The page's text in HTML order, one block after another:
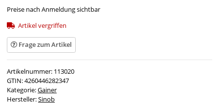
Preise nach Anmeldung sichtbar
Artikel vergriffen
Frage zum Artikel
Artikelnummer: 113020
GTIN:4260446282347
Kategorie:Gainer
Hersteller:Sinob